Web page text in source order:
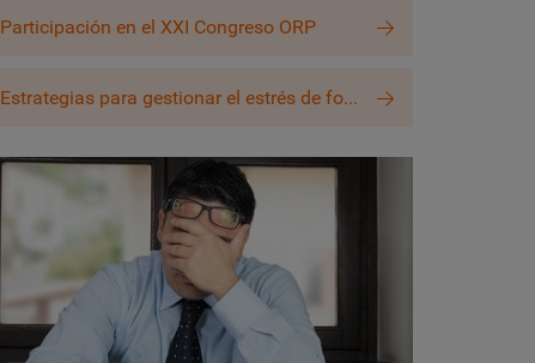
Participación en el XXI Congreso ORP
Estrategias para gestionar el estrés de forma saludable